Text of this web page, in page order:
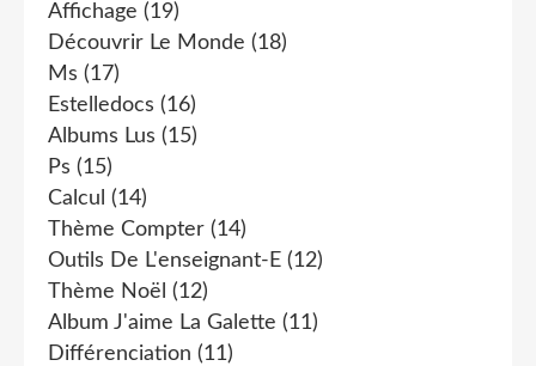
Affichage (19)
Découvrir Le Monde (18)
Ms (17)
Estelledocs (16)
Albums Lus (15)
Ps (15)
Calcul (14)
Thème Compter (14)
Outils De L'enseignant-E (12)
Thème Noël (12)
Album J'aime La Galette (11)
Différenciation (11)